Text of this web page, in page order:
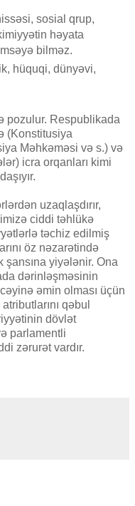
sosial qrup,
həyata
bilməz.
hüquqi, dünyəvi,
pozulur. Respublikada
(Konstitusiya
Məhkəməsi və s.) və
icra orqanları kimi
uzaqlaşdırır,
ciddi təhlükə
təchiz edilmiş
öz nəzarətində
yiyələnir. Ona
dərinləşməsinin
əmin olması üçün
qəbul
dövlət
parlamentli
zərurət vardır.